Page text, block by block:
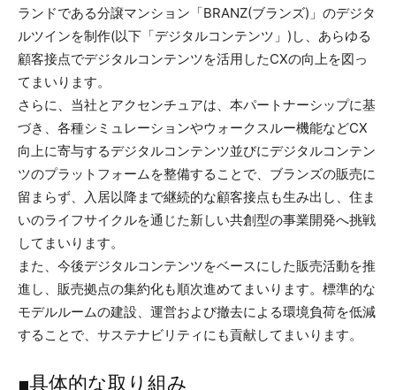
ランドである分譲マンション「BRANZ(ブランズ)」のデジタ
ルツインを制作(以下「デジタルコンテンツ」)し、あらゆる
顧客接点でデジタルコンテンツを活用したCXの向上を図っ
てまいります。
さらに、当社とアクセンチュアは、本パートナーシップに基
づき、各種シミュレーションやウォークスルー機能などCX
向上に寄与するデジタルコンテンツ並びにデジタルコンテン
ツのプラットフォームを整備することで、ブランズの販売に
留まらず、入居以降まで継続的な顧客接点も生み出し、住ま
いのライフサイクルを通じた新しい共創型の事業開発へ挑戦
してまいります。
また、今後デジタルコンテンツをベースにした販売活動を推
進し、販売拠点の集約化も順次進めてまいります。標準的な
モデルルームの建設、運営および撤去による環境負荷を低減
することで、サステナビリティにも貢献してまいります。
■具体的な取り組み